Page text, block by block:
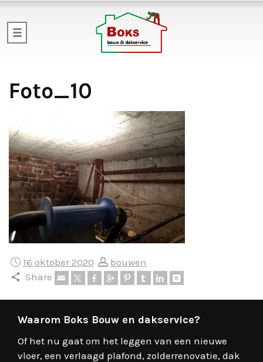
Foto_10
16 oktober 2020
bouwen
Share
Waarom Boks Bouw en dakservice?
Of het nu gaat om het leggen van een nieuwe
vloer, een verlaagd plafond, zolderrenovatie, dak